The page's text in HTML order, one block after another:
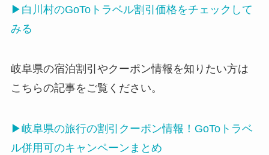
▶ 白川村のGoToトラベル割引価格をチェックして
みる
岐阜県の宿泊割引やクーポン情報を知りたい方は
こちらの記事をご覧ください。
▶︎岐阜県の旅行の割引クーポン情報！GoToトラベ
ル併用可のキャンペーンまとめ